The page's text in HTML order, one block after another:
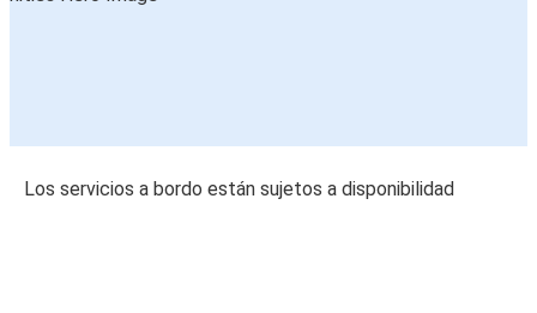
Los servicios a bordo están sujetos a disponibilidad